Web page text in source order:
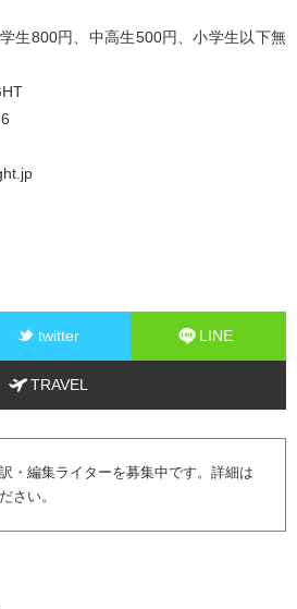
生800円、中高生500円、小学生以下無
twitter LINE
TRAVEL
・編集ライターを募集中です。詳細は
さい。